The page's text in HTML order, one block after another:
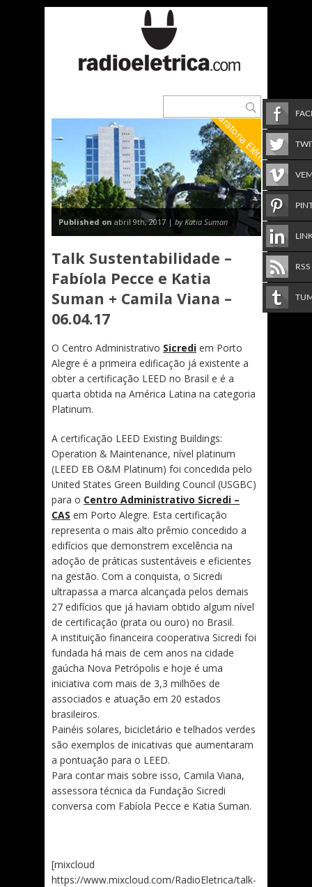
Maratona Elétrica
Published on abril 9th, 2017 | by Katia Suman
Talk Sustentabilidade –
Fabíola Pecce e Katia
Suman + Camila Viana –
06.04.17
O Centro Administrativo Sicredi em Porto
Alegre é a primeira edificação já existente a
obter a certificação LEED no Brasil e é a
quarta obtida na América Latina na categoria
Platinum.
A certificação LEED Existing Buildings:
Operation & Maintenance, nível platinum
(LEED EB O&M Platinum) foi concedida pelo
United States Green Building Council (USGBC)
para o Centro Administrativo Sicredi –
CAS em Porto Alegre. Esta certificação
representa o mais alto prêmio concedido a
edifícios que demonstrem excelência na
adoção de práticas sustentáveis e eficientes
na gestão. Com a conquista, o Sicredi
ultrapassa a marca alcançada pelos demais
27 edifícios que já haviam obtido algum nível
de certificação (prata ou ouro) no Brasil.
A instituição financeira cooperativa Sicredi foi
fundada há mais de cem anos na cidade
gaúcha Nova Petrópolis e hoje é uma
iniciativa com mais de 3,3 milhões de
associados e atuação em 20 estados
brasileiros.
Painéis solares, bicicletário e telhados verdes
são exemplos de inicativas que aumentaram
a pontuação para o LEED.
Para contar mais sobre isso, Camila Viana,
assessora técnica da Fundação Sicredi
conversa com Fabíola Pecce e Katia Suman.
[mixcloud
https://www.mixcloud.com/RadioEletrica/talk-
RSS